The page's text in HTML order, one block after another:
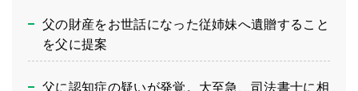
父の財産をお世話になった従姉妹へ遺贈すること
を父に提案
父に認知症の疑いが発覚。大至急、司法書士に相